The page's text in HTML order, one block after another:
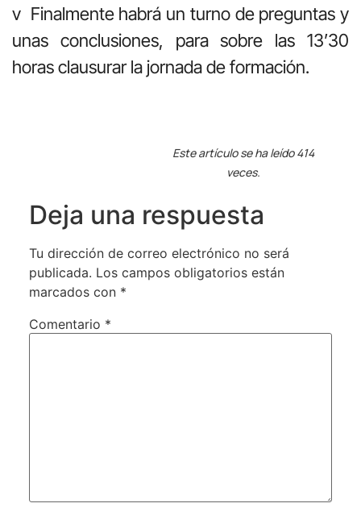
v Finalmente habrá un turno de preguntas y
unas conclusiones, para sobre las 13’30
horas clausurar la jornada de formación.
Este artículo se ha leído 414
veces.
Deja una respuesta
Tu dirección de correo electrónico no será
publicada. Los campos obligatorios están
marcados con *
Comentario *